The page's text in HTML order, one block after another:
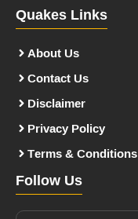
Quakes Links
About Us
Contact Us
Disclaimer
Privacy Policy
Terms & Conditions
Follow Us